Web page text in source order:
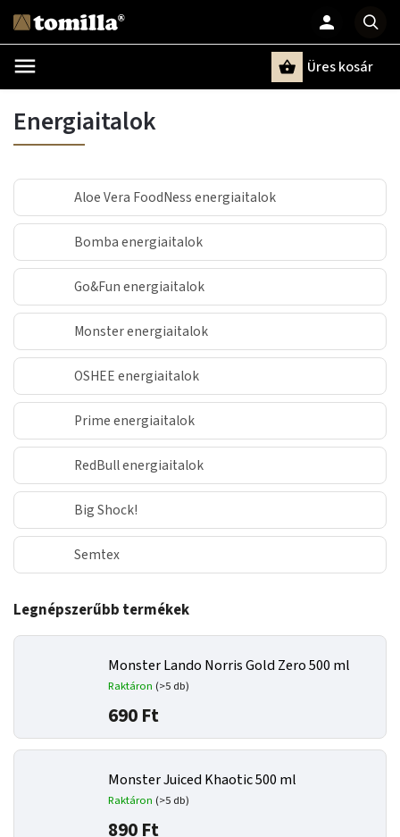
Üres kosár
Energiaitalok
Aloe Vera FoodNess energiaitalok
Bomba energiaitalok
Go&Fun energiaitalok
Monster energiaitalok
OSHEE energiaitalok
Prime energiaitalok
RedBull energiaitalok
Big Shock!
Semtex
Legnépszerűbb termékek
Monster Lando Norris Gold Zero 500 ml
Raktáron (>5 db)
690 Ft
Monster Juiced Khaotic 500 ml
Raktáron (>5 db)
890 Ft